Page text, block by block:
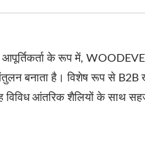
आपूर्तिकर्ता के रूप में,
बनाता है। विशेष रूप से B2B
विविध आंतरिक शैलियों के साथ